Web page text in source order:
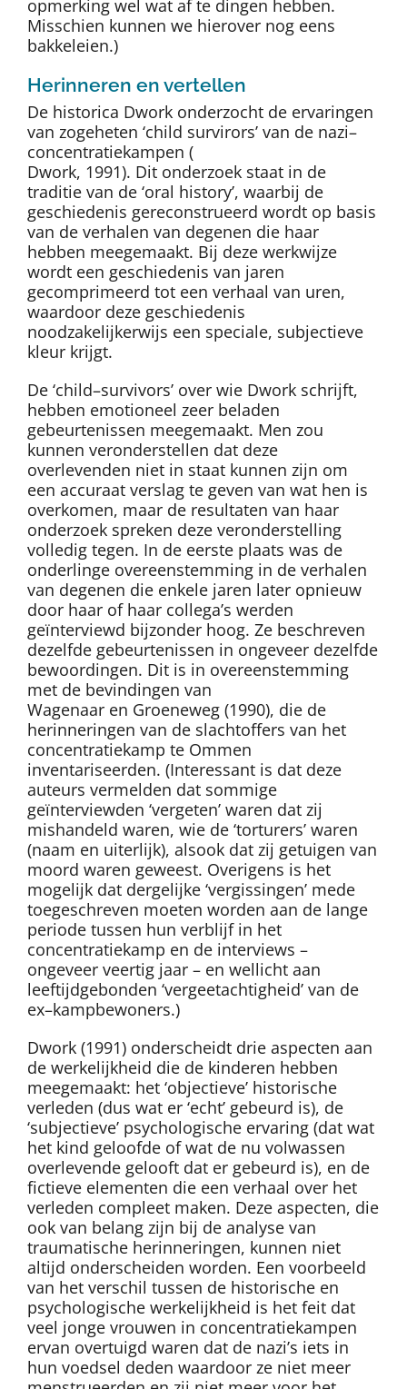
opmerking wel wat af te dingen hebben.
Misschien kunnen we hierover nog eens
bakkeleien.)
Herinneren en vertellen
De historica Dwork onderzocht de ervaringen
van zogeheten ‘child survirors’ van de nazi–
concentratiekampen (
Dwork, 1991). Dit onderzoek staat in de
traditie van de ‘oral history’, waarbij de
geschiedenis gereconstrueerd wordt op basis
van de verhalen van degenen die haar
hebben meegemaakt. Bij deze werkwijze
wordt een geschiedenis van jaren
gecomprimeerd tot een verhaal van uren,
waardoor deze geschiedenis
noodzakelijkerwijs een speciale, subjectieve
kleur krijgt.
De ‘child–survivors’ over wie Dwork schrijft,
hebben emotioneel zeer beladen
gebeurtenissen meegemaakt. Men zou
kunnen veronderstellen dat deze
overlevenden niet in staat kunnen zijn om
een accuraat verslag te geven van wat hen is
overkomen, maar de resultaten van haar
onderzoek spreken deze veronderstelling
volledig tegen. In de eerste plaats was de
onderlinge overeenstemming in de verhalen
van degenen die enkele jaren later opnieuw
door haar of haar collega’s werden
geïnterviewd bijzonder hoog. Ze beschreven
dezelfde gebeurtenissen in ongeveer dezelfde
bewoordingen. Dit is in overeenstemming
met de bevindingen van
Wagenaar en Groeneweg (1990), die de
herinneringen van de slachtoffers van het
concentratiekamp te Ommen
inventariseerden. (Interessant is dat deze
auteurs vermelden dat sommige
geïnterviewden ‘vergeten’ waren dat zij
mishandeld waren, wie de ‘torturers’ waren
(naam en uiterlijk), alsook dat zij getuigen van
moord waren geweest. Overigens is het
mogelijk dat dergelijke ‘vergissingen’ mede
toegeschreven moeten worden aan de lange
periode tussen hun verblijf in het
concentratiekamp en de interviews –
ongeveer veertig jaar – en wellicht aan
leeftijdgebonden ‘vergeetachtigheid’ van de
ex–kampbewoners.)
Dwork (1991) onderscheidt drie aspecten aan
de werkelijkheid die de kinderen hebben
meegemaakt: het ‘objectieve’ historische
verleden (dus wat er ‘echt’ gebeurd is), de
‘subjectieve’ psychologische ervaring (dat wat
het kind geloofde of wat de nu volwassen
overlevende gelooft dat er gebeurd is), en de
fictieve elementen die een verhaal over het
verleden compleet maken. Deze aspecten, die
ook van belang zijn bij de analyse van
traumatische herinneringen, kunnen niet
altijd onderscheiden worden. Een voorbeeld
van het verschil tussen de historische en
psychologische werkelijkheid is het feit dat
veel jonge vrouwen in concentratiekampen
ervan overtuigd waren dat de nazi’s iets in
hun voedsel deden waardoor ze niet meer